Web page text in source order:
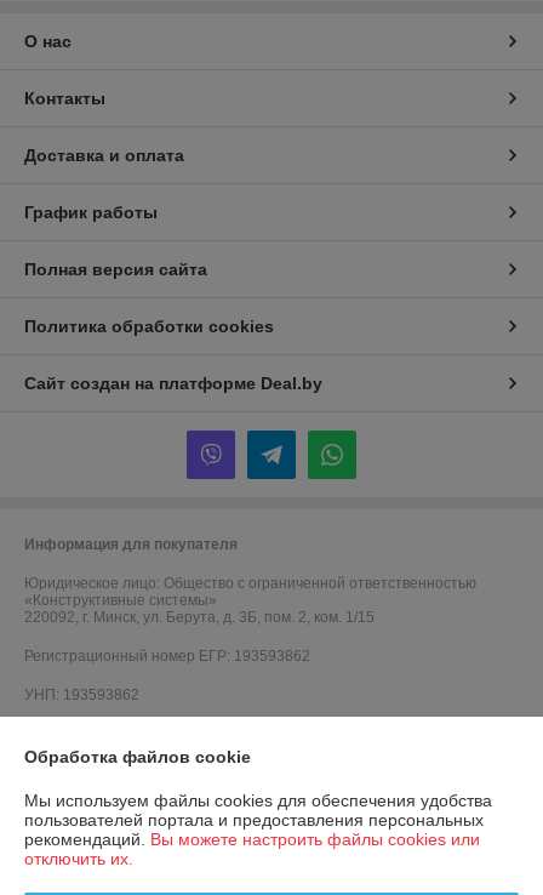
О нас
Контакты
Доставка и оплата
График работы
Полная версия сайта
Политика обработки cookies
Сайт создан на платформе Deal.by
Информация для покупателя
Юридическое лицо: Общество с ограниченной ответственностью
«Конструктивные системы»
220092, г. Минск, ул. Берута, д. 3Б, пом. 2, ком. 1/15
Регистрационный номер ЕГР: 193593862
УНП: 193593862
Ссылка на свидетельство/лицензию
Ссылка на свидетельство/лицензию
Ссылка на свидетельство/лицензию
Обработка файлов cookie
Мы используем файлы cookies для обеспечения удобства
пользователей портала и предоставления персональных
рекомендаций. Вы можете настроить файлы cookies или
отключить их.